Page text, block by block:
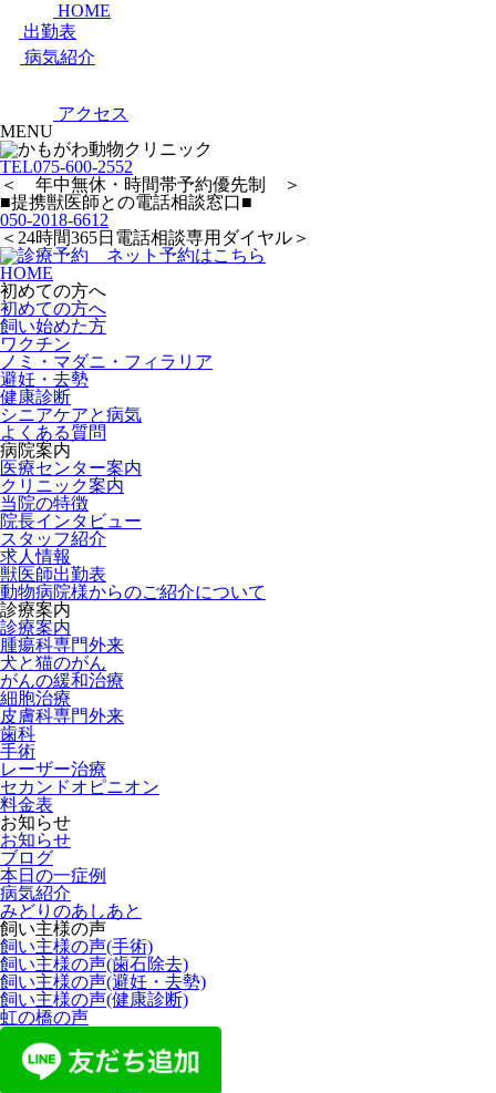
HOME
出勤表
病気紹介
アクセス
MENU
TEL075-600-2552
＜ 年中無休・時間帯予約優先制 ＞
■提携獣医師との電話相談窓口■
050-2018-6612
＜24時間365日電話相談専用ダイヤル＞
HOME
初めての方へ
初めての方へ
飼い始めた方
ワクチン
ノミ・マダニ・フィラリア
避妊・去勢
健康診断
シニアケアと病気
よくある質問
病院案内
医療センター案内
クリニック案内
当院の特徴
院長インタビュー
スタッフ紹介
求人情報
獣医師出勤表
動物病院様からのご紹介について
診療案内
診療案内
腫瘍科専門外来
犬と猫のがん
がんの緩和治療
細胞治療
皮膚科専門外来
歯科
手術
レーザー治療
セカンドオピニオン
料金表
お知らせ
お知らせ
ブログ
本日の一症例
病気紹介
みどりのあしあと
飼い主様の声
飼い主様の声(手術)
飼い主様の声(歯石除去)
飼い主様の声(避妊・去勢)
飼い主様の声(健康診断)
虹の橋の声